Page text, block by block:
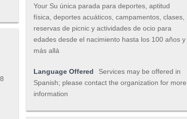
Your Su única parada para deportes, aptitud
física, deportes acuáticos, campamentos, clases,
reservas de picnic y actividades de ocio para
edades desde el nacimiento hasta los 100 años y
más allá
Language Offered
Services may be offered in
Spanish; please contact the organization for more
information